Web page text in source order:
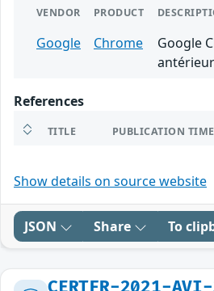
VENDOR PRODUCT
Google Chrome
Google
References
TITLE PUBLICATION TIME
Show details on source website
JSON Share To